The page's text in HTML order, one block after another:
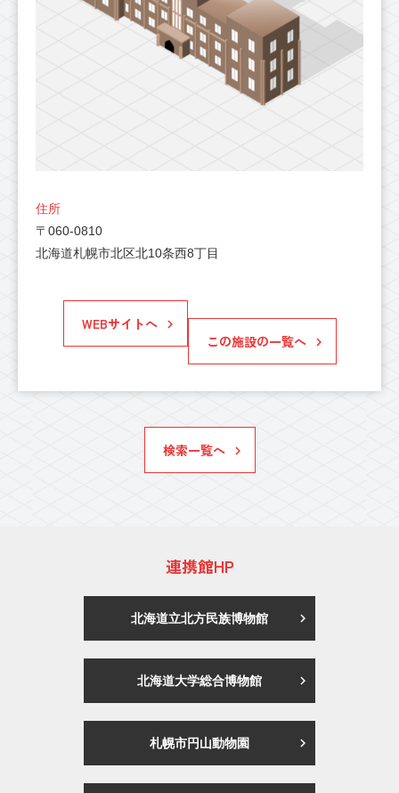
住所
〒060-0810
北海道札幌市北区北10条西8丁目
WEBサイトへ
この施設の一覧へ
検索一覧へ
連携館HP
北海道立北方民族博物館
北海道大学総合博物館
札幌市円山動物園